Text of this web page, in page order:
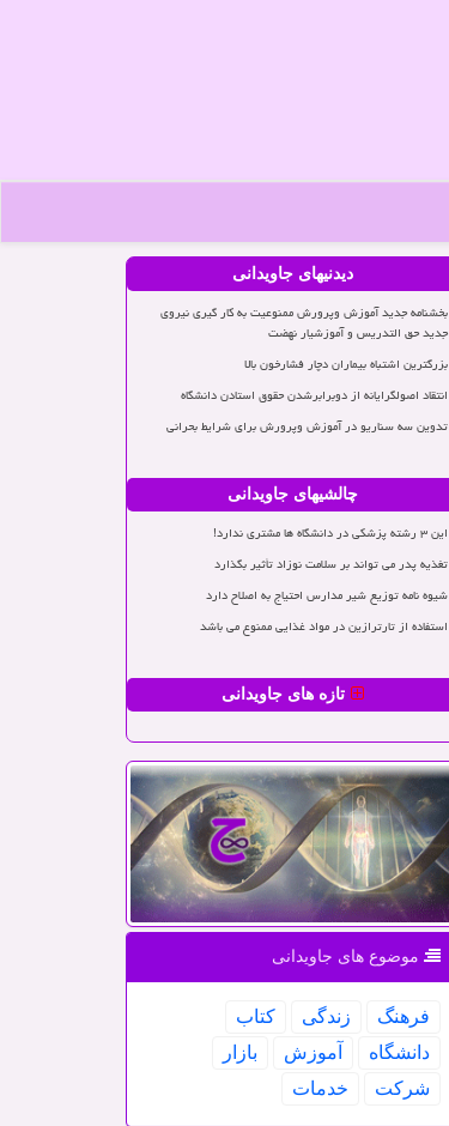
دیدنیهای جاویدانی
بخشنامه جدید آموزش وپرورش ممنوعیت به کار گیری نیروی
جدید حق التدریس و آموزشیار نهضت
بزرگترین اشتباه بیماران دچار فشارخون بالا
انتقاد اصولگرایانه از دوبرابرشدن حقوق استادن دانشگاه
تدوین سه سناریو در آموزش وپرورش برای شرایط بحرانی
چالشیهای جاویدانی
این ۳ رشته پزشکی در دانشگاه ها مشتری ندارد!
تغذیه پدر می تواند بر سلامت نوزاد تأثیر بگذارد
شیوه نامه توزیع شیر مدارس احتیاج به اصلاح دارد
استفاده از تارترازین در مواد غذایی ممنوع می باشد
تازه های جاویدانی
موضوع های جاویدانی
فرهنگ زندگی
كتاب
دانشگاه
آموزش
بازار
شركت
خدمات